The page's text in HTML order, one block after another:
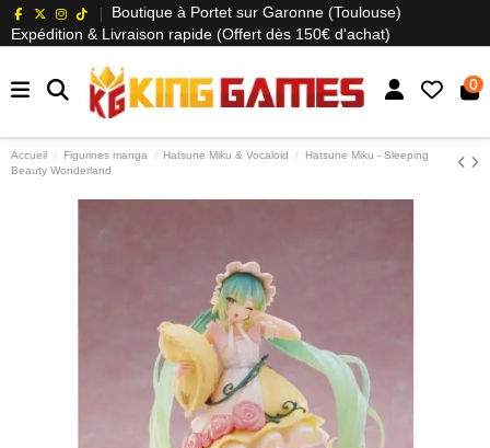
Boutique à Portet sur Garonne (Toulouse)
Expédition & Livraison rapide (Offert dès 150€ d'achat)
0
Accueil Figurines manga Hatsune Miku & Vocaloid
Hatsune Miku - Sleeping
Beauty Wonderland